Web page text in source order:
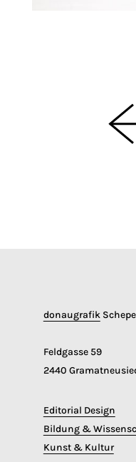
donaugrafik
Feldgasse 59
2440
Editorial Design
Bildung &
Kunst & Kultur